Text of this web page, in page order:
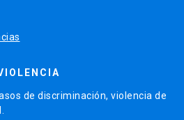
de discriminación, violencia de